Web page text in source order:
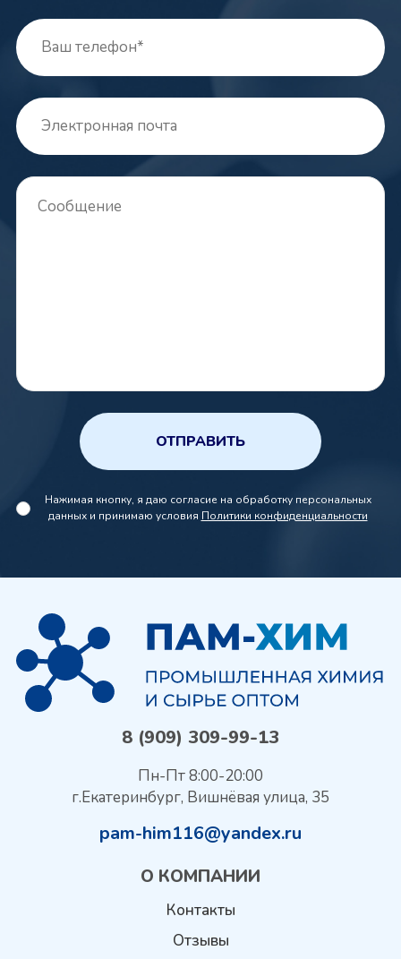
ОТПРАВИТЬ
Нажимая кнопку, я даю согласие на обработку персональных
данных и принимаю условия Политики конфиденциальности
8 (909) 309-99-13
Пн-Пт 8:00-20:00
г.Екатеринбург, Вишнёвая улица, 35
pam-him116@yandex.ru
О КОМПАНИИ
Контакты
Отзывы